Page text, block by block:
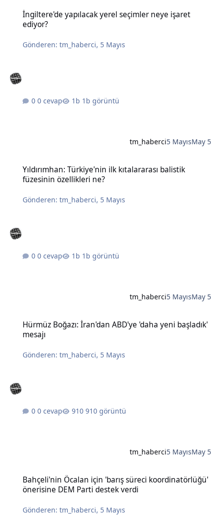
İngiltere'de yapılacak yerel seçimler neye işaret
ediyor?
Gönderen:tm_haberci, 5 Mayıs
0 cevap 1b görüntü
tm_haberci5 MayısMay 5
Yıldırımhan: Türkiye'nin ilk kıtalararası balistik
füzesinin özellikleri ne?
Gönderen:tm_haberci, 5 Mayıs
0 cevap 1b görüntü
tm_haberci5 MayısMay 5
Hürmüz Boğazı: İran'dan ABD'ye 'daha yeni başladık'
mesajı
Gönderen:tm_haberci, 5 Mayıs
0 cevap 910 görüntü
tm_haberci5 MayısMay 5
Bahçeli'nin Öcalan için 'barış süreci koordinatörlüğü'
önerisine DEM Parti destek verdi
Gönderen:tm_haberci, 5 Mayıs